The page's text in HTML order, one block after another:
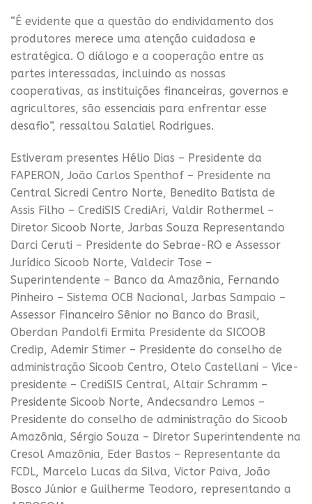
“É evidente que a questão do endividamento dos
produtores merece uma atenção cuidadosa e
estratégica. O diálogo e a cooperação entre as
partes interessadas, incluindo as nossas
cooperativas, as instituições financeiras, governos e
agricultores, são essenciais para enfrentar esse
desafio”, ressaltou Salatiel Rodrigues.
Estiveram presentes Hélio Dias – Presidente da
FAPERON, João Carlos Spenthof – Presidente na
Central Sicredi Centro Norte, Benedito Batista de
Assis Filho – CrediSIS CrediAri, Valdir Rothermel –
Diretor Sicoob Norte, Jarbas Souza Representando
Darci Ceruti – Presidente do Sebrae-RO e Assessor
Jurídico Sicoob Norte, Valdecir Tose –
Superintendente – Banco da Amazônia, Fernando
Pinheiro – Sistema OCB Nacional, Jarbas Sampaio –
Assessor Financeiro Sênior no Banco do Brasil,
Oberdan Pandolfi Ermita Presidente da SICOOB
Credip, Ademir Stimer – Presidente do conselho de
administração Sicoob Centro, Otelo Castellani – Vice-
presidente – CrediSIS Central, Altair Schramm –
Presidente Sicoob Norte, Andecsandro Lemos –
Presidente do conselho de administração do Sicoob
Amazônia, Sérgio Souza – Diretor Superintendente na
Cresol Amazônia, Eder Bastos – Representante da
FCDL, Marcelo Lucas da Silva, Victor Paiva, João
Bosco Júnior e Guilherme Teodoro, representando a